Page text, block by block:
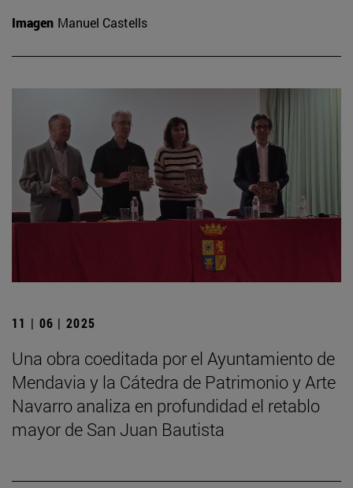
Imagen Manuel Castells
11 | 06 | 2025
Una obra coeditada por el Ayuntamiento de
Mendavia y la Cátedra de Patrimonio y Arte
Navarro analiza en profundidad el retablo
mayor de San Juan Bautista